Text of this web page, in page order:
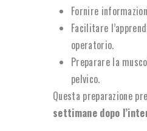
Fornire
Facilitare
operatorio.
Preparare la
pelvico.
Questa preparazione
settimane dopo